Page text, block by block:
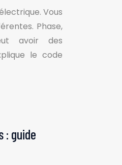
Vous
Phase,
avoir des
le code
: guide